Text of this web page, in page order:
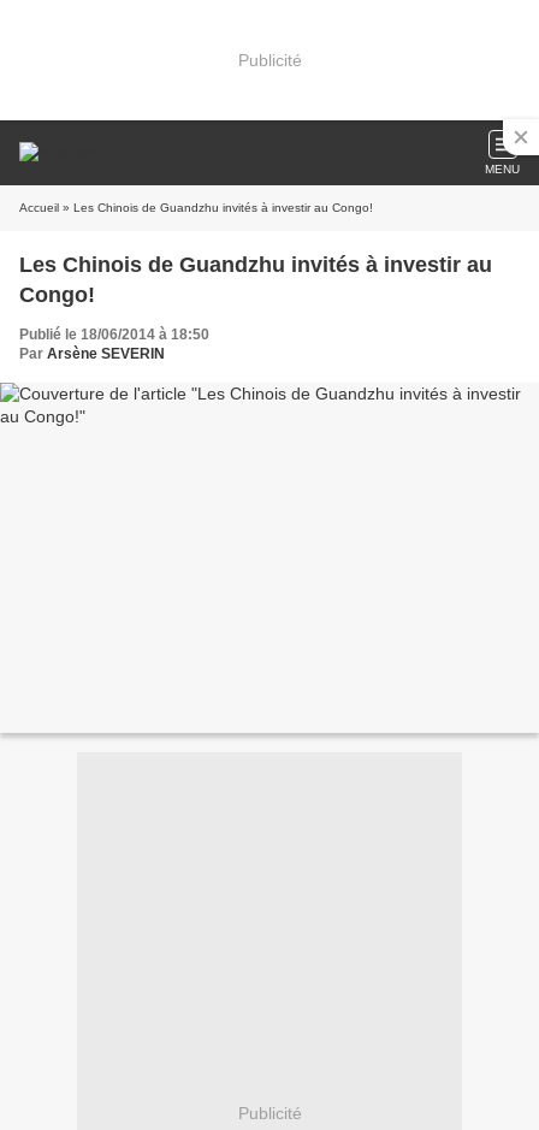
Publicité
MENU
Accueil » Les Chinois de Guandzhu invités à investir au Congo!
Les Chinois de Guandzhu invités à investir au
Congo!
Publié le 18/06/2014 à 18:50
Par Arsène SEVERIN
Publicité